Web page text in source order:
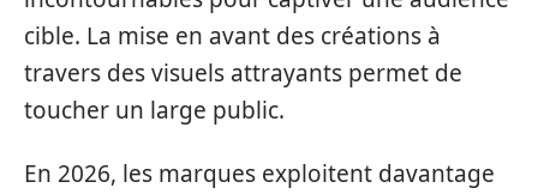
cible. La mise en avant des créations à
travers des visuels attrayants permet de
toucher un large public.
En 2026, les marques exploitent davantage